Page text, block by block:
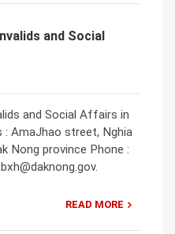
and Social
and Social Affairs in
: AmaJhao street, Nghia
Nong province Phone :
READ MORE